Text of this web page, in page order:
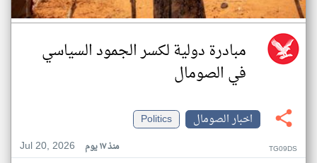
مبادرة دولية لكسر الجمود السياسي
في الصومال
اخبار الصومال
Politics
Jul 20, 2026
منذ ١٧ يوم TG09DS